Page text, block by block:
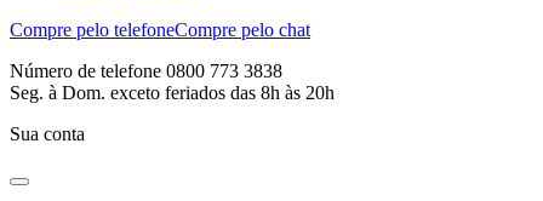
Compre pelo telefoneCompre pelo chat
Número de telefone 0800 773 3838
Seg. à Dom. exceto feriados das 8h às 20h
Sua conta